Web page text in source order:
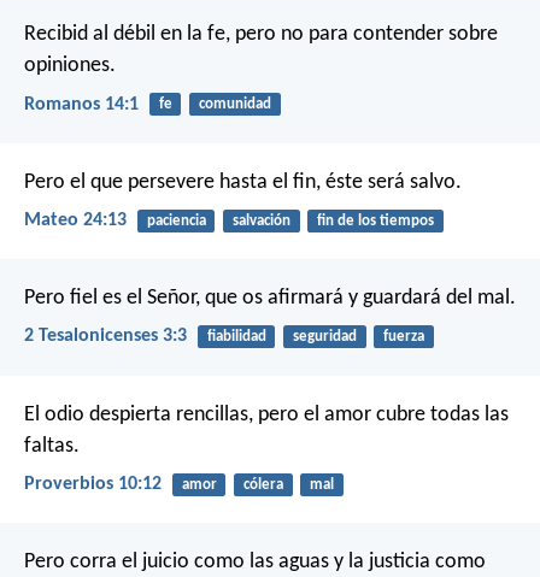
Recibid al débil en la fe, pero no para contender sobre
opiniones.
Romanos 14:1 fe comunidad
Pero el que persevere hasta el fin, éste será salvo.
Mateo 24:13 paciencia salvación fin de los tiempos
Pero fiel es el Señor, que os afirmará y guardará del mal.
2 Tesalonicenses 3:3 fiabilidad seguridad fuerza
El odio despierta rencillas, pero el amor cubre todas las
faltas.
Proverbios 10:12 amor cólera mal
Pero corra el juicio como las aguas y la justicia como